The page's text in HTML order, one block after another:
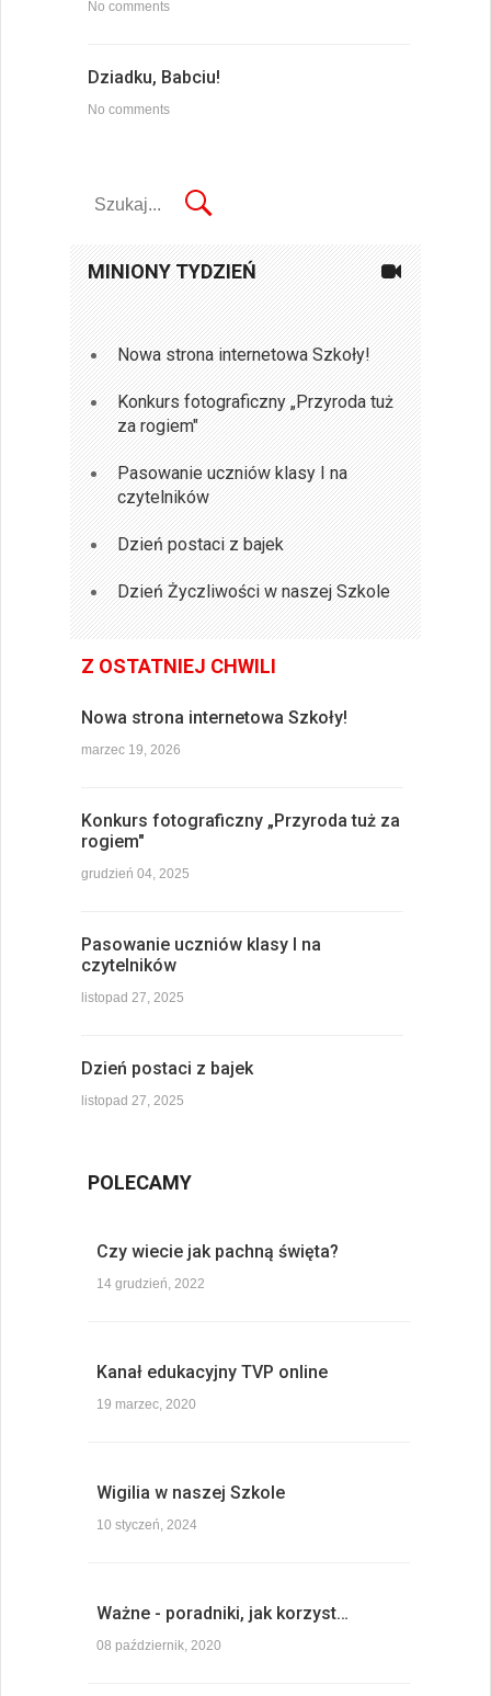
No comments
Dziadku, Babciu!
No comments
MINIONY TYDZIEŃ
Nowa strona internetowa Szkoły!
Konkurs fotograficzny „Przyroda tuż
za rogiem"
Pasowanie uczniów klasy I na
czytelników
Dzień postaci z bajek
Dzień Życzliwości w naszej Szkole
Z OSTATNIEJ CHWILI
Nowa strona internetowa Szkoły!
marzec 19, 2026
Konkurs fotograficzny „Przyroda tuż za
rogiem"
grudzień 04, 2025
Pasowanie uczniów klasy I na
czytelników
listopad 27, 2025
Dzień postaci z bajek
listopad 27, 2025
POLECAMY
Czy wiecie jak pachną święta?
14 grudzień, 2022
Kanał edukacyjny TVP online
19 marzec, 2020
Wigilia w naszej Szkole
10 styczeń, 2024
Ważne - poradniki, jak korzyst…
08 październik, 2020